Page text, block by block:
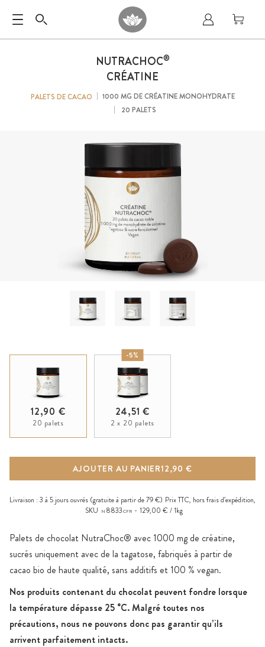
NUTRACHOC®
CRÉATINE
PALETS DE CACAO
1000 MG DE CRÉATINE MONOHYDRATE
20 PALETS
Palets de chocolat NutraChoc® avec 1000 mg de créatine,
sucrés uniquement avec de la tagatose, fabriqués à partir de
cacao bio de haute qualité, sans additifs et 100 % vegan.
Nos produits contenant du chocolat peuvent fondre lorsque
la température dépasse 25 °C. Malgré toutes nos
précautions, nous ne pouvons donc pas garantir qu’ils
arrivent parfaitement intacts.
12,90 €
20 palets
-5%
24,51 €
2 x 20 palets
AJOUTER AU PANIER12,90 €
Livraison : 3 à 5 jours ouvrés (gratuite à partir de 79 €) Prix TTC, horsfrais d’expédition,
SKU
N 8833CFR 129,00 € / 1kg